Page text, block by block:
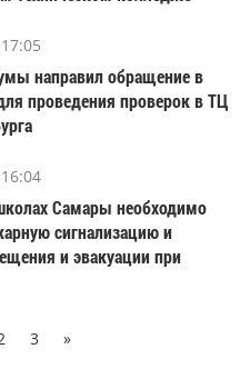
направил обращение в
проведения проверок в ТЦ
Самары необходимо
сигнализацию и
и эвакуации при
3 »